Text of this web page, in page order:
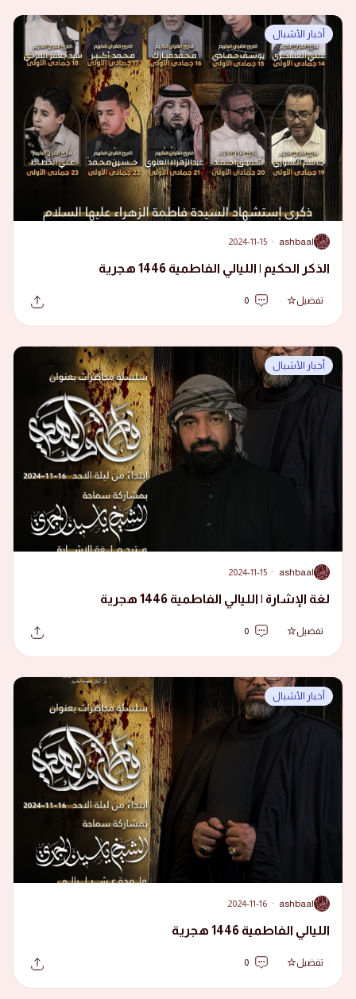
أخبار الأشبال
A
ashbaal
·
2024-11-15
الذكر الحكيم | الليالي الفاطمية 1446 هجرية
تفضيل 0
أخبار الأشبال
A
ashbaal
·
2024-11-15
لغة الإشارة | الليالي الفاطمية 1446 هجرية
تفضيل 0
أخبار الأشبال
A
ashbaal
·
2024-11-16
الليالي الفاطمية 1446 هجرية
تفضيل 0